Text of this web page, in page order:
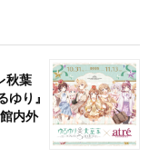
秋葉
り』
内外